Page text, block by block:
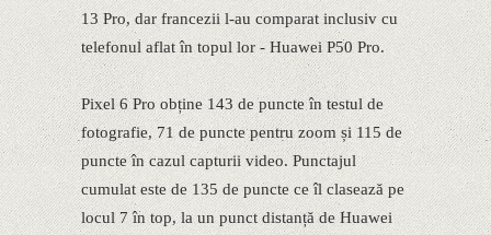
13 Pro, dar francezii l-au comparat inclusiv cu
telefonul aflat în topul lor - Huawei P50 Pro.
Pixel 6 Pro obține 143 de puncte în testul de
fotografie, 71 de puncte pentru zoom și 115 de
puncte în cazul capturii video. Punctajul
cumulat este de 135 de puncte ce îl clasează pe
locul 7 în top, la un punct distanță de Huawei